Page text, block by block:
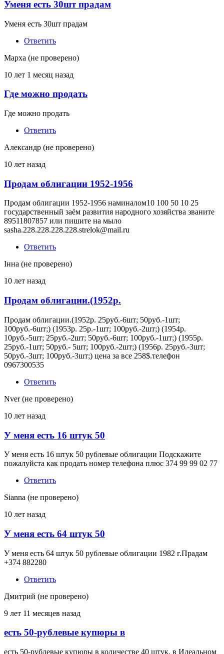
Уменя есть 30шт прадам
Уменя есть 30шт прадам
Ответить
Марха (не проверено)
10 лет 1 месяц назад
Где можно продать
Где можно продать
Ответить
Александр (не проверено)
10 лет назад
Продам облигации 1952-1956
Продам облигации 1952-1956 наминалом10 100 50 10 25
государственный заём развития народного хозяйства званите
89511807857 или пишите на мыло
sasha.228.228.228.228.strelok@mail.ru
Ответить
Інна (не проверено)
10 лет назад
Продам облигации.(1952р.
Продам облигации.(1952р. 25руб.-6шт; 50руб.-1шт;
100руб.-6шт;) (1953р. 25р.-1шт; 100руб.-2шт;) (1954р.
10руб.-5шт; 25руб.-2шт; 50руб.-6шт; 100руб.-1шт;) (1955р.
25руб.-1шт; 50руб.- 5шт; 100руб.-2шт;) (1956р. 25руб.-3шт;
50руб.-3шт; 100руб.-3шт;) цена за все 258$.телефон
0967300535
Ответить
Nver (не проверено)
10 лет назад
У меня есть 16 штук 50
У меня есть 16 штук 50 рублевые облигации Подскажите
пожалуйста как продать номер телефона плюс 374 99 99 02 77
Ответить
Sianna (не проверено)
10 лет назад
У меня есть 64 штук 50
У меня есть 64 штук 50 рублевые облигации 1982 г.Прадам
+374 882280
Ответить
Дмитрий (не проверено)
9 лет 11 месяцев назад
есть 50-рублевые купюры в
есть 50-рублевые купюры в количестве 40 штук. в Идеальном